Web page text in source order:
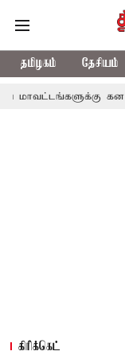
தமிழகம் தேசியம்
கன மழை
கிரிக்கெட்